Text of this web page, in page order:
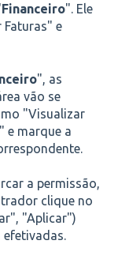
Financeiro". Ele
e
", as
vão se
"Visualizar
e marque a
a permissão,
clique no
"Aplicar")
efetivadas.